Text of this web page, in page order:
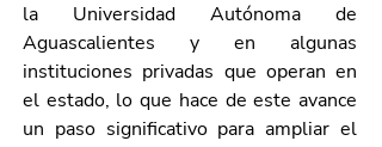
la Universidad Autónoma de
Aguascalientes y en algunas
instituciones privadas que operan en
el estado, lo que hace de este avance
un paso significativo para ampliar el